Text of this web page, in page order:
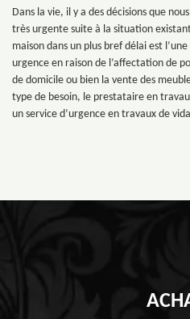
Dans la vie, il y a des décisions que
très urgente suite à la situation
maison dans un plus bref délai est
urgence en raison de l’affectation de
de domicile ou bien la vente des
type de besoin, le prestataire en
un service d’urgence en travaux de